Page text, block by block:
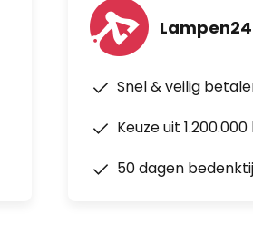
Snel & veilig
Keuze uit
50 dagen